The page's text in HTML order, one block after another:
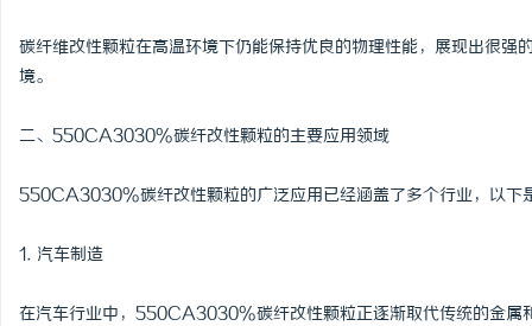
碳纤维改性颗粒在高温环境下仍能保持优良的物理性能，展现出很
境。
二、550CA3030%碳纤改性颗粒的主要应用领域
550CA3030%碳纤改性颗粒的广泛应用已经涵盖了多个行业，以下
1. 汽车制造
在汽车行业中，550CA3030%碳纤改性颗粒正逐渐取代传统的金属